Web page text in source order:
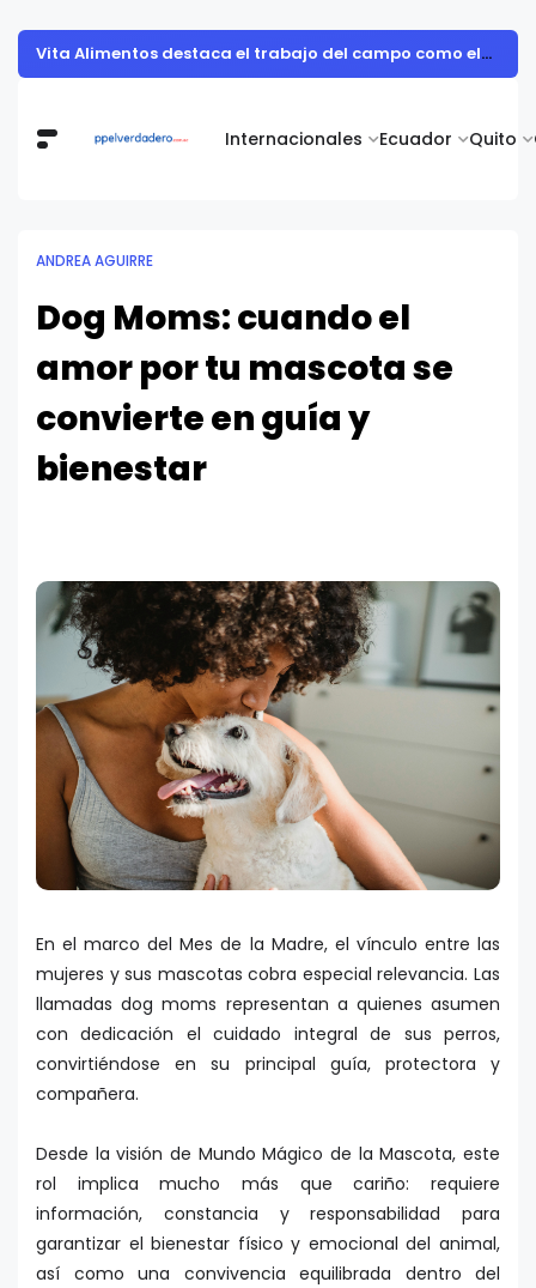
Internacionales Ecuador Quito
The World Burger Show está por comenzar: vuelve el festival gastronómico más grande del país con su sexta edición
ANDREA AGUIRRE
Dog Moms: cuando el
amor por tu mascota se
convierte en guía y
bienestar
En el marco del Mes de la Madre, el vínculo entre las
mujeres y sus mascotas cobra especial relevancia. Las
llamadas dog moms representan a quienes asumen
con dedicación el cuidado integral de sus perros,
convirtiéndose en su principal guía, protectora y
compañera.
Desde la visión de Mundo Mágico de la Mascota, este
rol implica mucho más que cariño: requiere
información, constancia y responsabilidad para
garantizar el bienestar físico y emocional del animal,
así como una convivencia equilibrada dentro del